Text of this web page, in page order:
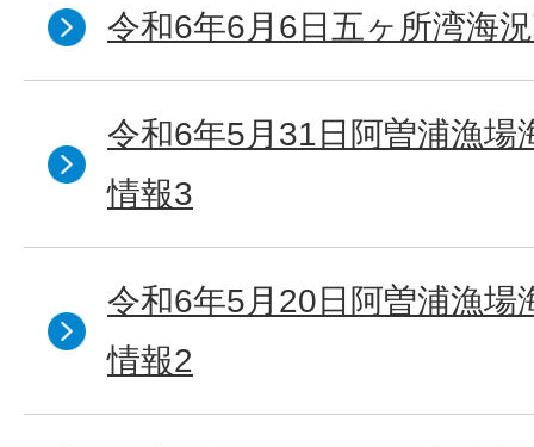
令和6年6月6日五ヶ所湾海
令和6年5月31日阿曽浦漁場
情報3
令和6年5月20日阿曽浦漁場
情報2